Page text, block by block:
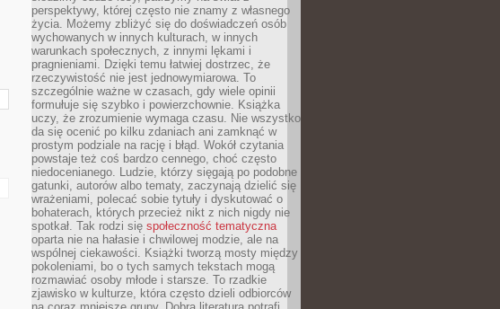
perspektywy, której często nie znamy z własnego
życia. Możemy zbliżyć się do doświadczeń osób
wychowanych w innych kulturach, w innych
warunkach społecznych, z innymi lękami i
pragnieniami. Dzięki temu łatwiej dostrzec, że
rzeczywistość nie jest jednowymiarowa. To
szczególnie ważne w czasach, gdy wiele opinii
formułuje się szybko i powierzchownie. Książka
uczy, że zrozumienie wymaga czasu. Nie wszystko
da się ocenić po kilku zdaniach ani zamknąć w
prostym podziale na rację i błąd. Wokół czytania
powstaje też coś bardzo cennego, choć często
niedocenianego. Ludzie, którzy sięgają po podobne
gatunki, autorów albo tematy, zaczynają dzielić się
wrażeniami, polecać sobie tytuły i dyskutować o
bohaterach, których przecież nikt z nich nigdy nie
spotkał. Tak rodzi się społeczność tematyczna
oparta nie na hałasie i chwilowej modzie, ale na
wspólnej ciekawości. Książki tworzą mosty między
pokoleniami, bo o tych samych tekstach mogą
rozmawiać osoby młode i starsze. To rzadkie
zjawisko w kulturze, która często dzieli odbiorców